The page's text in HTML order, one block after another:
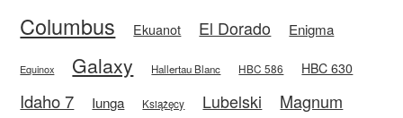
Columbus Ekuanot El Dorado Enigma
Equinox Galaxy Hallertau Blanc HBC 586 HBC 630
Idaho 7 Iunga Książęcy Lubelski
Magnum